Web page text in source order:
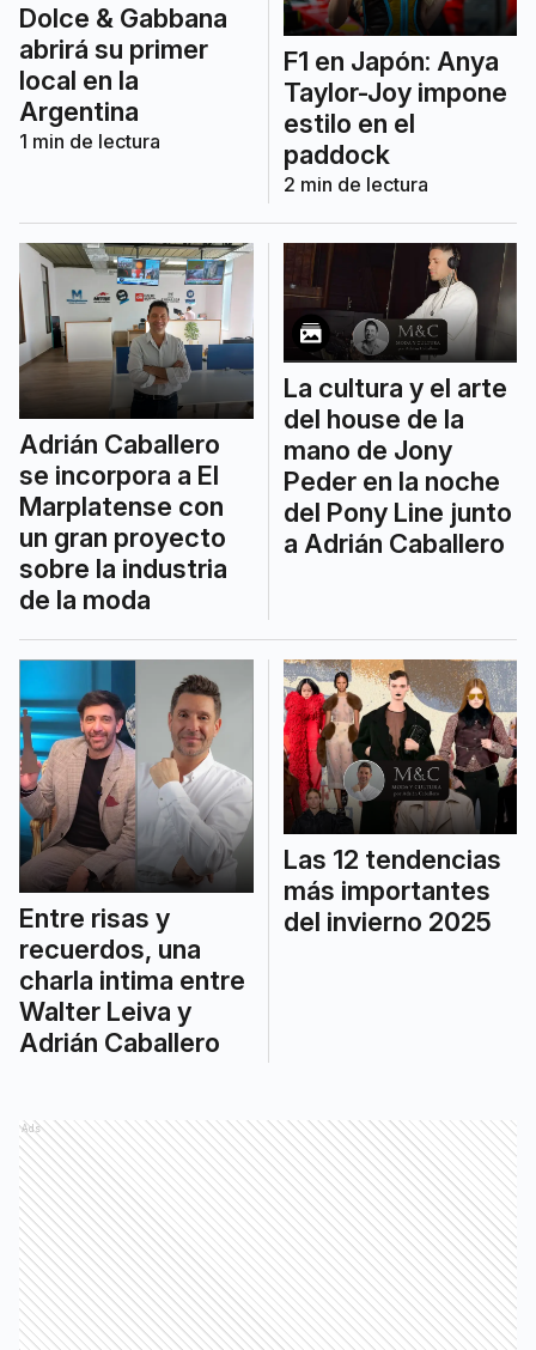
Dolce & Gabbana
abrirá su primer
local en la
Argentina
1 min de lectura
F1 en Japón: Anya
Taylor-Joy impone
estilo en el
paddock
2 min de lectura
Adrián Caballero
se incorpora a El
Marplatense con
un gran proyecto
sobre la industria
de la moda
La cultura y el arte
del house de la
mano de Jony
Peder en la noche
del Pony Line junto
a Adrián Caballero
Entre risas y
recuerdos, una
charla intima entre
Walter Leiva y
Adrián Caballero
Las 12 tendencias
más importantes
del invierno 2025
Ads